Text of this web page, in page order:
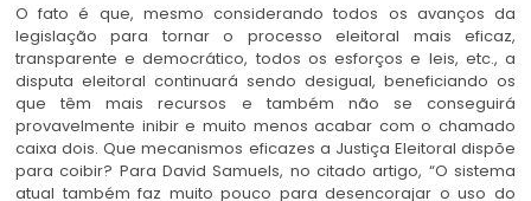
O fato é que, mesmo considerando todos os avanços da
legislação para tornar o processo eleitoral mais eficaz,
transparente e democrático, todos os esforços e leis, etc., a
disputa eleitoral continuará sendo desigual, beneficiando os
que têm mais recursos e também não se conseguirá
provavelmente inibir e muito menos acabar com o chamado
caixa dois. Que mecanismos eficazes a Justiça Eleitoral dispõe
para coibir? Para David Samuels, no citado artigo, “O sistema
atual também faz muito pouco para desencorajar o uso do